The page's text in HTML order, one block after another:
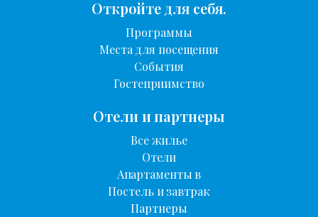
Откройте для себя.
Программы
Места для посещения
События
Гостеприимство
Отели и партнеры
Все жилье
Отели
Апартаменты в
Постель и завтрак
Партнеры